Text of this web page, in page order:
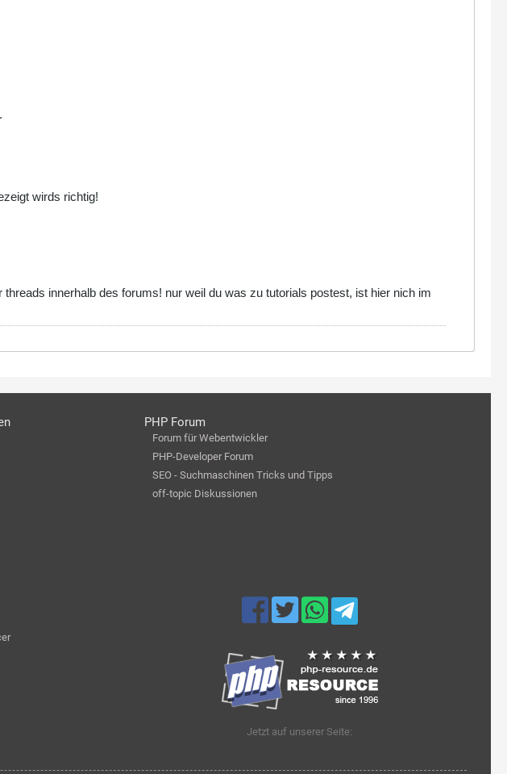
wirds richtig!
innerhalb des forums! nur weil du was zu tutorials postest, ist hier nich im
PHP Forum
Forum für Webentwickler
PHP-Developer Forum
SEO - Suchmaschinen Tricks und Tipps
off-topic Diskussionen
Jetzt auf unserer Seite: